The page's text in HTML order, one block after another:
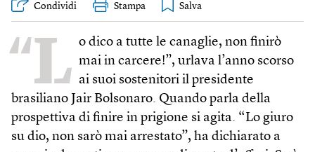
Condividi Stampa
“L o dico a tutte le canaglie, non finirò
mai in carcere!”, urlava l’anno scorso
ai suoi sostenitori il presidente
brasiliano Jair Bolsonaro. Quando parla della
prospettiva di finire in prigione si agita. “Lo giuro
su dio, non sarò mai arrestato”, ha dichiarato a